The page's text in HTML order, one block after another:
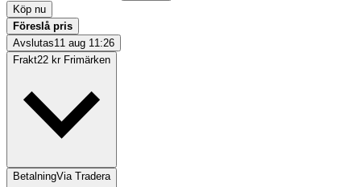
Köp nu
Föreslå pris
Avslutas11 aug 11:26
Frakt22 kr Frimärken
BetalningVia Tradera